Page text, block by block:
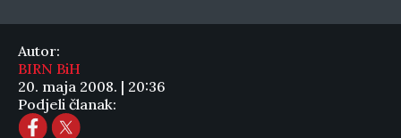
Autor:
BIRN BiH
20. maja 2008. | 20:36
Podjeli članak: